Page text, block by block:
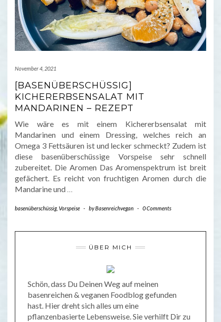
November 4, 2021
[BASENÜBERSCHÜSSIG]
KICHERERBSENSALAT MIT
MANDARINEN – REZEPT
Wie wäre es mit einem Kichererbsensalat mit
Mandarinen und einem Dressing, welches reich an
Omega 3 Fettsäuren ist und lecker schmeckt? Zudem ist
diese basenüberschüssige Vorspeise sehr schnell
zubereitet. Die Aromen Das Aromenspektrum ist breit
gefächert. Es reicht von fruchtigen Aromen durch die
Mandarine und …
basenüberschüssig, Vorspeise - byBasenreichvegan - 0 Comments
ÜBER MICH
Schön, dass Du Deinen Weg auf meinen
basenreichen & veganen Foodblog gefunden
hast. Hier dreht sich alles um eine
pflanzenbasierte Lebensweise. Sie verhilft Dir zu